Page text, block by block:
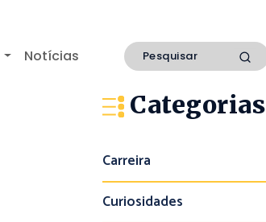
Notícias
Categorias
Carreira
Curiosidades